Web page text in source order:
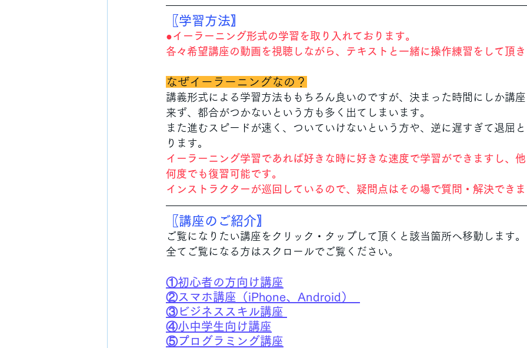
〖学習方法〗
●イーラーニング形式の学習を取り入れております。
各々希望講座の動画を視聴しながら、テキストと一緒に操作練習をして頂
なぜイーラーニングなの？
講義形式による学習方法ももちろん良いのですが、決まった時間にしか講
来ず、都合がつかないという方も多く出てしまいます。
また進むスピードが速く、ついていけないという方や、逆に遅すぎて退屈
ります。
イーラーニング学習であれば好きな時に好きな速度で学習ができますし、
何度でも復習可能です。
インストラクターが巡回しているので、疑問点はその場で質問・解決でき
〖講座のご紹介〗
ご覧になりたい講座をクリック・タップして頂くと該当箇所へ移動します。
全てご覧になる方はスクロールでご覧ください。
①初心者の方向け講座
②スマホ講座（iPhone、Android）
③ビジネススキル講座
④小中学生向け講座
⑤プログラミング講座